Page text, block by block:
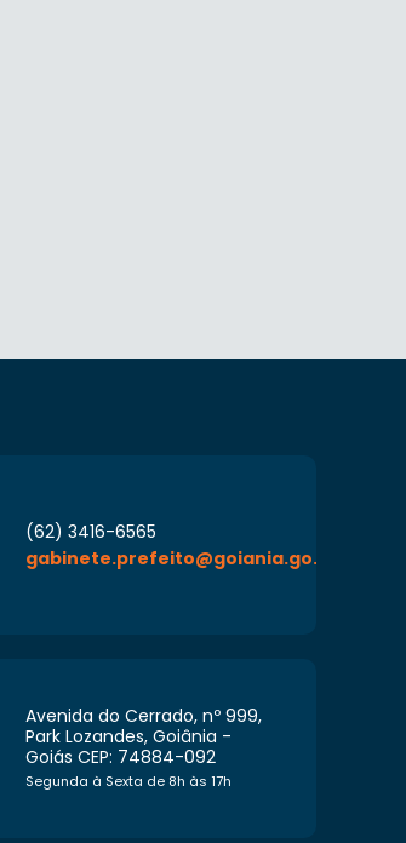
(62) 3416-6565
gabinete.prefeito@goiania.go.gov.br
Avenida do Cerrado, nº 999,
Park Lozandes, Goiânia -
Goiás CEP: 74884-092
Segunda à Sexta de 8h às 17h